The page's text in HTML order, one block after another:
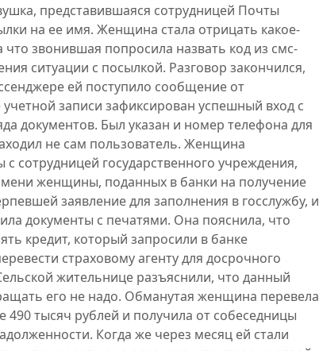
представившаяся сотрудницей Почты
на ее имя. Женщина стала отрицать какое-
звонившая попросила назвать код из смс-
ситуации с посылкой. Разговор закончился,
ей поступило сообщение от
учетной записи зафиксирован успешный вход с
документов. Был указан и номер телефона для
не сам пользователь. Женщина
сотрудницей государственного учреждения,
женщины, поданных в банки на получение
заявление для заполнения в госслужбу, и
документы с печатями. Она пояснила, что
кредит, который запросили в банке
страховому агенту для досрочного
жительнице разъяснили, что данный
его не надо. Обманутая женщина перевела
тысяч рублей и получила от собеседницы
Когда же через месяц ей стали